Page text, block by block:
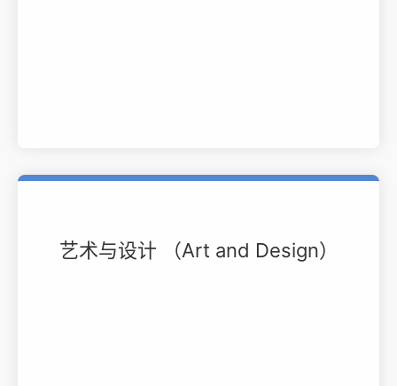
艺术与设计 （Art and Design）